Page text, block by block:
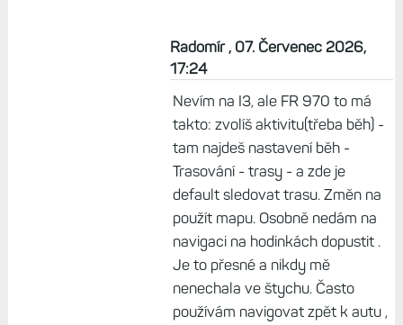
Radomír , 07. Červenec 2026,
17:24
Nevím na I3, ale FR 970 to má
takto: zvolíš aktivitu(třeba běh) -
tam najdeš nastavení běh -
Trasování - trasy - a zde je
default sledovat trasu. Změn na
použít mapu. Osobně nedám na
navigaci na hodinkách dopustit .
Je to přesné a nikdy mě
nenechala ve štychu. Často
používám navigovat zpět k autu ,